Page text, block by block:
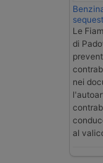
Le
di
nei
al